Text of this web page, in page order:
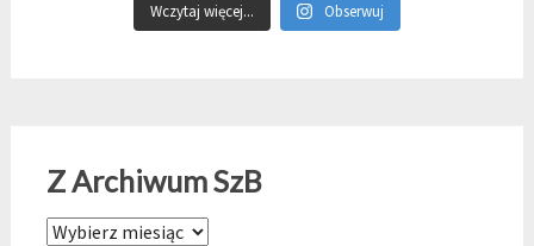
Wczytaj więcej... Obserwuj
Z Archiwum SzB
Z Archiwum SzB